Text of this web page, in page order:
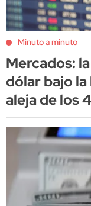
Minuto a minuto
Mercados:
dólar bajo la
aleja de los